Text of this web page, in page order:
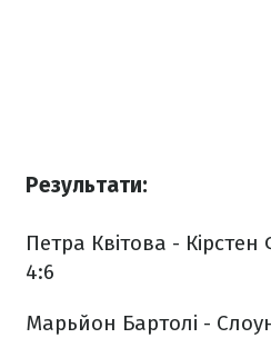
Результати:
Петра Квітова -
4:6
Марьйон Бартолі -